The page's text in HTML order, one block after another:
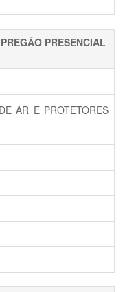
PRESENCIAL
AR E PROTETORES